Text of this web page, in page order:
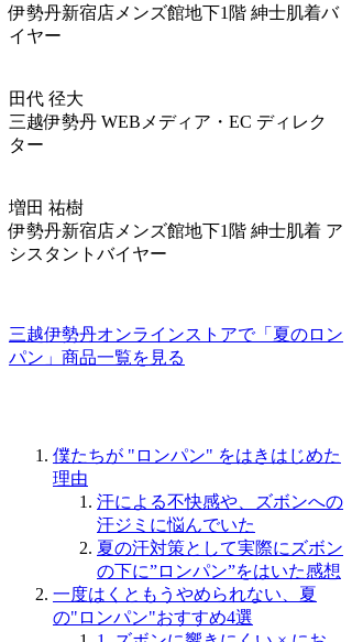
伊勢丹新宿店メンズ館地下1階 紳士肌着バ
イヤー
田代 径大
三越伊勢丹 WEBメディア・EC ディレク
ター
増田 祐樹
伊勢丹新宿店メンズ館地下1階 紳士肌着 ア
シスタントバイヤー
三越伊勢丹オンラインストアで「夏のロン
パン」商品一覧を見る
僕たちが "ロンパン" をはきはじめた
理由
汗による不快感や、ズボンへの
汗ジミに悩んでいた
夏の汗対策として実際にズボン
の下に”ロンパン”をはいた感想
一度はくともうやめられない、夏
の"ロンパン"おすすめ4選